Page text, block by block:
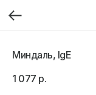
Миндаль, IgE
1 077 р.